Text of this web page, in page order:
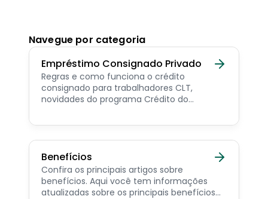
Navegue por categoria
Empréstimo Consignado Privado
Regras e como funciona o crédito
consignado para trabalhadores CLT,
novidades do programa Crédito do
consignado privado.
Benefícios
Confira os principais artigos sobre
benefícios. Aqui você tem informações
atualizadas sobre os principais benefícios